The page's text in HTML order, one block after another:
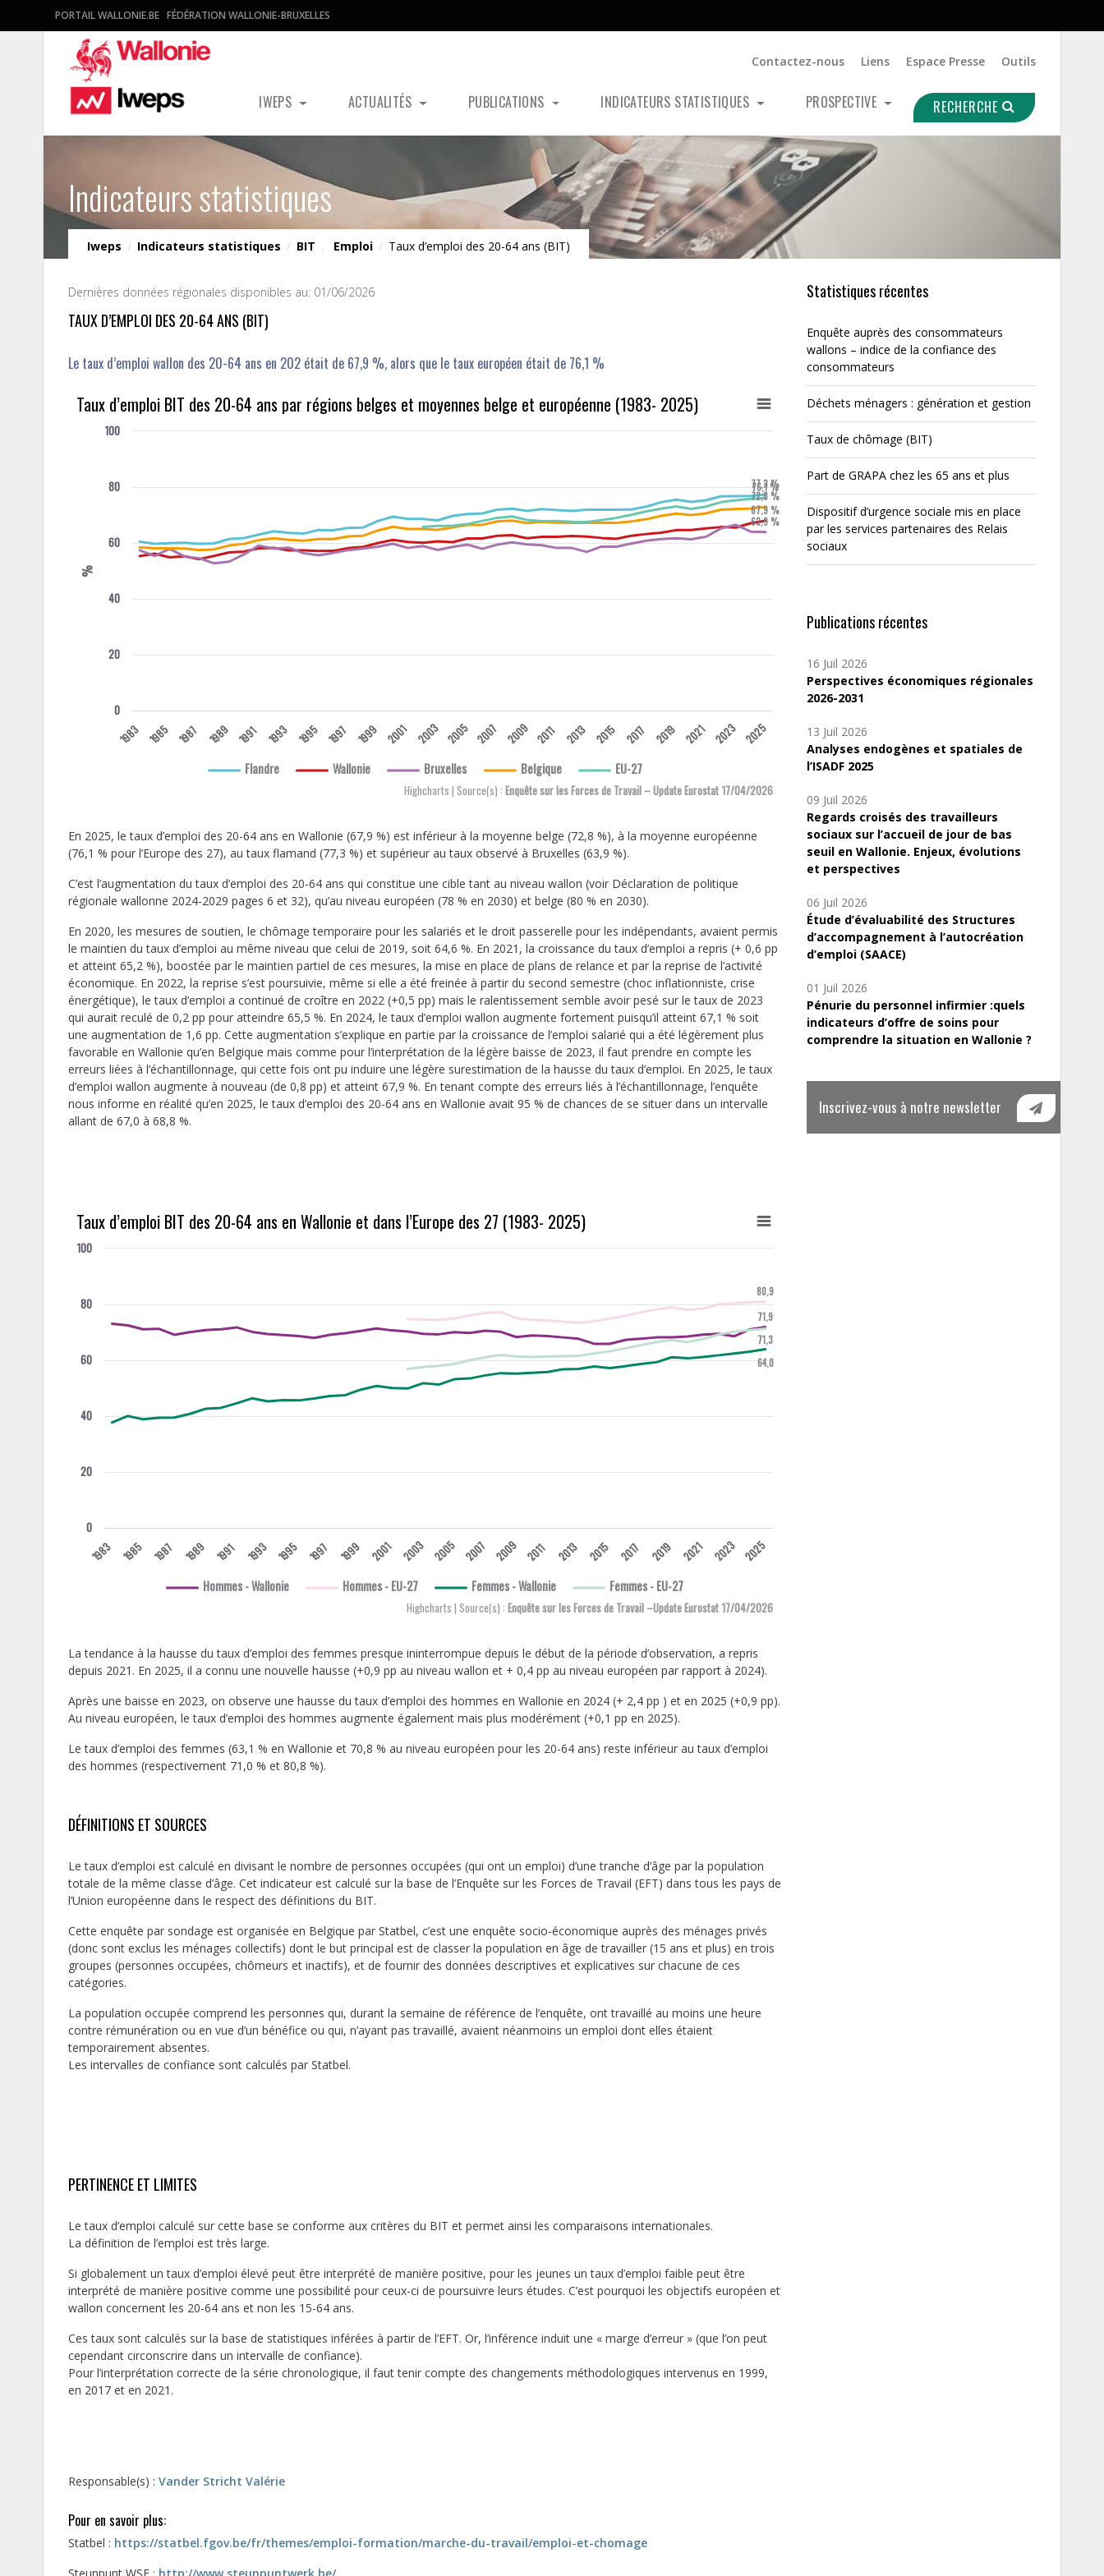
PORTAIL WALLONIE.BE FÉDÉRATION WALLONIE-BRUXELLES
Contactez-nous Liens Espace Presse Outils
IWEPS ACTUALITÉS PUBLICATIONS INDICATEURS STATISTIQUES PROSPECTIVE RECHERCHE
Indicateurs statistiques
Iweps / Indicateurs statistiques / BIT , Emploi / Taux d’emploi des 20-64 ans (BIT)
Dernières données régionales disponibles au: 01/06/2026
TAUX D’EMPLOI DES 20-64 ANS (BIT)
Le taux d’emploi wallon des 20-64 ans en 202 était de 67,9 %, alors que le taux européen était de 76,1 %
%
Flandre Wallonie Bruxelles Belgique EU-27
0
20
40
60
80
100
Highcharts | Source(s) : Enquête sur les Forces de Travail – Update Eurostat 17/04/2026
Taux d’emploi BIT des 20-64 ans par régions belges et moyennes belge et européenne (1983- 2025)
1983 1985 1987 1989 1991 1993 1995 1997 1999 2001 2003 2005 2007 2009 2011 2013 2015 2017 2019 2021 2023 2025
77,3 %
67,9 %
63,9 %
72,8 %
76,1 %
En 2025, le taux d’emploi des 20-64 ans en Wallonie (67,9 %) est inférieur à la moyenne belge (72,8 %), à la moyenne européenne
(76,1 % pour l’Europe des 27), au taux flamand (77,3 %) et supérieur au taux observé à Bruxelles (63,9 %).
C’est l’augmentation du taux d’emploi des 20-64 ans qui constitue une cible tant au niveau wallon (voir Déclaration de politique
régionale wallonne 2024-2029 pages 6 et 32), qu’au niveau européen (78 % en 2030) et belge (80 % en 2030).
En 2020, les mesures de soutien, le chômage temporaire pour les salariés et le droit passerelle pour les indépendants, avaient permis
le maintien du taux d’emploi au même niveau que celui de 2019, soit 64,6 %. En 2021, la croissance du taux d’emploi a repris (+ 0,6 pp
et atteint 65,2 %), boostée par le maintien partiel de ces mesures, la mise en place de plans de relance et par la reprise de l’activité
économique. En 2022, la reprise s’est poursuivie, même si elle a été freinée à partir du second semestre (choc inflationniste, crise
énergétique), le taux d’emploi a continué de croître en 2022 (+0,5 pp) mais le ralentissement semble avoir pesé sur le taux de 2023
qui aurait reculé de 0,2 pp pour atteindre 65,5 %. En 2024, le taux d’emploi wallon augmente fortement puisqu’il atteint 67,1 % soit
une augmentation de 1,6 pp. Cette augmentation s’explique en partie par la croissance de l’emploi salarié qui a été légèrement plus
favorable en Wallonie qu’en Belgique mais comme pour l’interprétation de la légère baisse de 2023, il faut prendre en compte les
erreurs liées à l’échantillonnage, qui cette fois ont pu induire une légère surestimation de la hausse du taux d’emploi. En 2025, le taux
d’emploi wallon augmente à nouveau (de 0,8 pp) et atteint 67,9 %. En tenant compte des erreurs liés à l’échantillonnage, l’enquête
nous informe en réalité qu’en 2025, le taux d’emploi des 20-64 ans en Wallonie avait 95 % de chances de se situer dans un intervalle
allant de 67,0 à 68,8 %.
Hommes - Wallonie Hommes - EU-27 Femmes - Wallonie Femmes - EU-27
0
20
40
60
80
100
Highcharts | Source(s) : Enquête sur les Forces de Travail –Update Eurostat 17/04/2026
Taux d’emploi BIT des 20-64 ans en Wallonie et dans l’Europe des 27 (1983- 2025)
1983 1985 1987 1989 1991 1993 1995 1997 1999 2001 2003 2005 2007 2009 2011 2013 2015 2017 2019 2021 2023 2025
71,9
80,9
64,0
71,3
La tendance à la hausse du taux d’emploi des femmes presque ininterrompue depuis le début de la période d’observation, a repris
depuis 2021. En 2025, il a connu une nouvelle hausse (+0,9 pp au niveau wallon et + 0,4 pp au niveau européen par rapport à 2024).
Après une baisse en 2023, on observe une hausse du taux d’emploi des hommes en Wallonie en 2024 (+ 2,4 pp ) et en 2025 (+0,9 pp).
Au niveau européen, le taux d’emploi des hommes augmente également mais plus modérément (+0,1 pp en 2025).
Le taux d’emploi des femmes (63,1 % en Wallonie et 70,8 % au niveau européen pour les 20-64 ans) reste inférieur au taux d’emploi
des hommes (respectivement 71,0 % et 80,8 %).
DÉFINITIONS ET SOURCES
Le taux d’emploi est calculé en divisant le nombre de personnes occupées (qui ont un emploi) d’une tranche d’âge par la population
totale de la même classe d’âge. Cet indicateur est calculé sur la base de l’Enquête sur les Forces de Travail (EFT) dans tous les pays de
l’Union européenne dans le respect des définitions du BIT.
Cette enquête par sondage est organisée en Belgique par Statbel, c’est une enquête socio-économique auprès des ménages privés
(donc sont exclus les ménages collectifs) dont le but principal est de classer la population en âge de travailler (15 ans et plus) en trois
groupes (personnes occupées, chômeurs et inactifs), et de fournir des données descriptives et explicatives sur chacune de ces
catégories.
La population occupée comprend les personnes qui, durant la semaine de référence de l’enquête, ont travaillé au moins une heure
contre rémunération ou en vue d’un bénéfice ou qui, n’ayant pas travaillé, avaient néanmoins un emploi dont elles étaient
temporairement absentes.
Les intervalles de confiance sont calculés par Statbel.
PERTINENCE ET LIMITES
Le taux d’emploi calculé sur cette base se conforme aux critères du BIT et permet ainsi les comparaisons internationales.
La définition de l’emploi est très large.
Si globalement un taux d’emploi élevé peut être interprété de manière positive, pour les jeunes un taux d’emploi faible peut être
interprété de manière positive comme une possibilité pour ceux-ci de poursuivre leurs études. C’est pourquoi les objectifs européen et
wallon concernent les 20-64 ans et non les 15-64 ans.
Ces taux sont calculés sur la base de statistiques inférées à partir de l’EFT. Or, l’inférence induit une « marge d’erreur » (que l’on peut
cependant circonscrire dans un intervalle de confiance).
Pour l’interprétation correcte de la série chronologique, il faut tenir compte des changements méthodologiques intervenus en 1999,
en 2017 et en 2021.
Responsable(s) : Vander Stricht Valérie
Pour en savoir plus:
Statbel : https://statbel.fgov.be/fr/themes/emploi-formation/marche-du-travail/emploi-et-chomage
Statistiques récentes
Enquête auprès des consommateurs
wallons – indice de la confiance des
consommateurs
Déchets ménagers : génération et gestion
Taux de chômage (BIT)
Part de GRAPA chez les 65 ans et plus
Dispositif d’urgence sociale mis en place
par les services partenaires des Relais
sociaux
Publications récentes
16 Juil 2026
Perspectives économiques régionales
2026-2031
13 Juil 2026
Analyses endogènes et spatiales de
l’ISADF 2025
09 Juil 2026
Regards croisés des travailleurs
sociaux sur l’accueil de jour de bas
seuil en Wallonie. Enjeux, évolutions
et perspectives
06 Juil 2026
Étude d’évaluabilité des Structures
d’accompagnement à l’autocréation
d’emploi (SAACE)
01 Juil 2026
Pénurie du personnel infirmier :quels
indicateurs d’offre de soins pour
comprendre la situation en Wallonie ?
Inscrivez-vous à notre newsletter